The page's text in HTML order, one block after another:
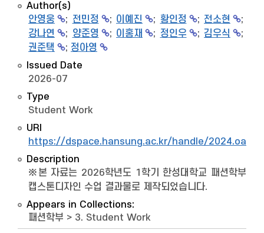
Author(s)
안영웅
; 전민정 ; 이예진 ; 황인정 ; 전소현
;
강나연
; 양준영 ; 이홍재 ; 정인우 ; 김우식
;
권준택
; 정아영
Issued Date
2026-07
Type
Student Work
URI
https://dspace.hansung.ac.kr/handle/2024.oak/
Description
※본 자료는 2026학년도 1학기 한성대학교 패션학부
캡스톤디자인 수업 결과물로 제작되었습니다.
Appears in Collections:
패션학부 > 3. Student Work